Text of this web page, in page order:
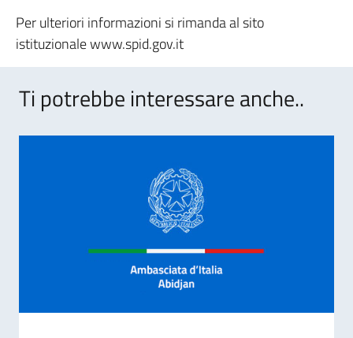
Per ulteriori informazioni si rimanda al sito
istituzionale www.spid.gov.it
Ti potrebbe interessare anche..